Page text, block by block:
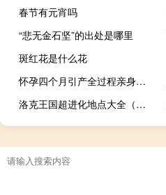
春节有元宵吗
“悲无金石坚”的出处是哪里
斑红花是什么花
怀孕四个月引产全过程亲身经历（怀孕四个月引产全过程）
洛克王国超进化地点大全（阿克西亚超进化怎么打）